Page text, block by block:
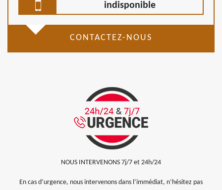
indisponible
CONTACTEZ-NOUS
NOUS INTERVENONS 7j/7 et 24h/24
En cas d’urgence, nous intervenons dans l’immédiat, n’hésitez pas